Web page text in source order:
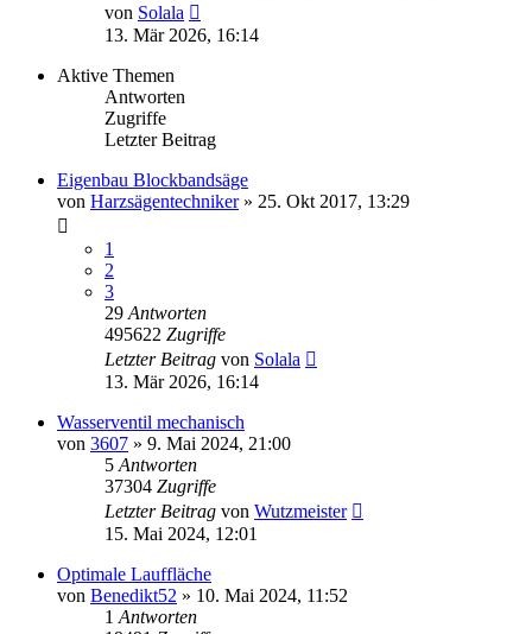
von Solala
Beitrag
13. Mär 2026, 16:14
Aktive Themen
Antworten
Zugriffe
Letzter Beitrag
Eigenbau Blockbandsäge
von Harzsägentechniker» 25. Okt 2017, 13:29
1
2
3
29 Antworten
495622 Zugriffe
Letzter Beitrag von Solala
13. Mär 2026, 16:14
Wasserventil mechanisch
von 3607 » 9. Mai 2024, 21:00
5 Antworten
37304 Zugriffe
Letzter Beitrag von Wutzmeister
15. Mai 2024, 12:01
Optimale Lauffläche
von Benedikt52 » 10. Mai 2024, 11:52
1 Antworten